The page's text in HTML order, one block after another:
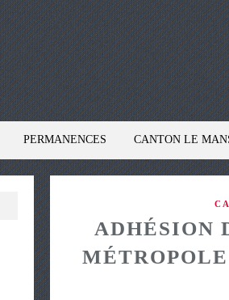
PERMANENCES CANTON LE
ADHÉSION